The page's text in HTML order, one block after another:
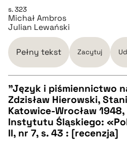
pobierz cytat
BIBTEX
pobierz cytat
s. 323
Michał Ambros
Julian Lewański
Pełny tekst Zacytuj
CZYSTY TEKST
pobierz cytat
"Język i piśmiennictwo
Zdzisław Hierowski,
Katowice-Wrocław
Instytutu Śląskiego:
II, nr 7, s. 43 : [recenzja]